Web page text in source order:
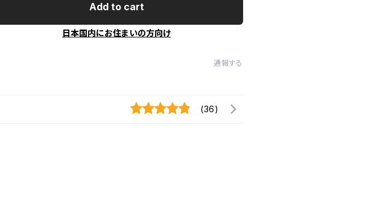
Add to cart
日本国内にお住まいの方向け
通報する
(36)